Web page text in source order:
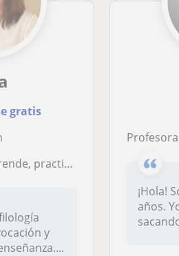
gratis
All skills! Primaria, Secundaria y Bachillerato
y
Profesora de inglés apta para
¡Hola!
años.